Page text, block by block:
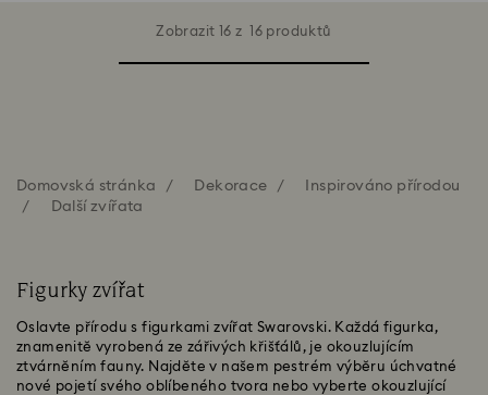
Zobrazit 16 z 16 produktů
Domovská stránka Dekorace
Inspirováno přírodou
Další zvířata
Figurky zvířat
Oslavte přírodu s figurkami zvířat Swarovski. Každá figurka,
znamenitě vyrobená ze zářivých křišťálů, je okouzlujícím
ztvárněním fauny. Najděte v našem pestrém výběru úchvatné
nové pojetí svého oblíbeného tvora nebo vyberte okouzlující